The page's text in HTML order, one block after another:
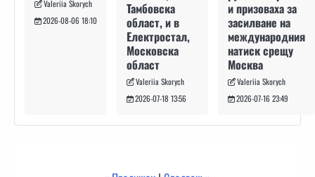
Valeriia Skorych
2026-08-06 18:10
Тамбовска
област, и в
Електростал,
Московска
област
Valeriia Skorych
2026-07-18 13:56
и призоваха за
засилване на
международния
натиск срещу
Москва
Valeriia Skorych
2026-07-16 23:49